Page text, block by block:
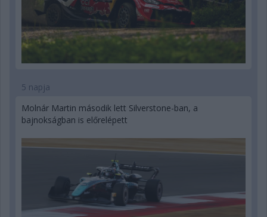
5 napja
Molnár Martin második lett Silverstone-ban, a
bajnokságban is előrelépett